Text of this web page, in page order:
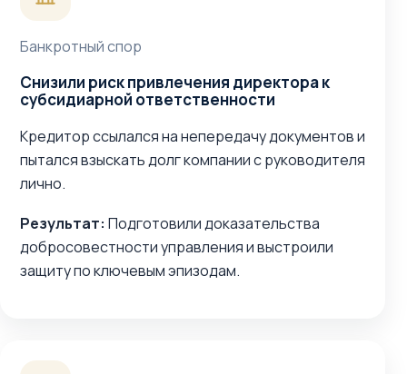
Банкротный спор
Снизили риск привлечения директора к
субсидиарной ответственности
Кредитор ссылался на непередачу документов и
пытался взыскать долг компании с руководителя
лично.
Результат: Подготовили доказательства
добросовестности управления и выстроили
защиту по ключевым эпизодам.